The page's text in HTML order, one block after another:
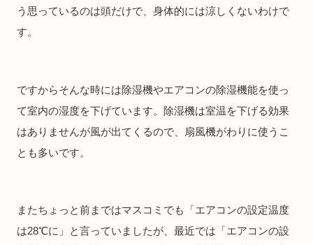
う思っているのは頭だけで、身体的には涼しくないわけで
す。
ですからそんな時には除湿機やエアコンの除湿機能を使っ
て室内の湿度を下げています。除湿機は室温を下げる効果
はありませんが風が出てくるので、扇風機がわりに使うこ
とも多いです。
またちょっと前まではマスコミでも「エアコンの設定温度
は28℃に」と言っていましたが、最近では「エアコンの設